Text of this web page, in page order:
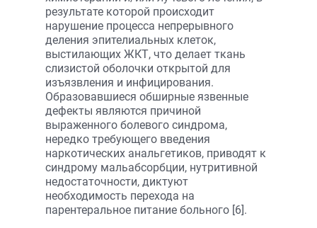
результате которой происходит
нарушение процесса непрерывного
деления эпителиальных клеток,
выстилающих ЖКТ, что делает ткань
слизистой оболочки открытой для
изъязвления и инфицирования.
Образовавшиеся обширные язвенные
дефекты являются причиной
выраженного болевого синдрома,
нередко требующего введения
наркотических анальгетиков, приводят к
синдрому мальабсорбции, нутритивной
недостаточности, диктуют
необходимость перехода на
парентеральное питание больного [6].